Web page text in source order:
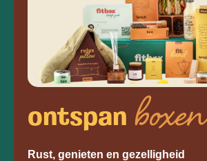
ontspan boxen
Rust, genieten en gezelligheid